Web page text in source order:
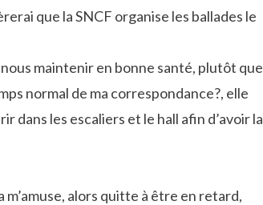
que la SNCF organise les ballades le
maintenir en bonne santé, plutôt que
normal de ma correspondance?, elle
dans les escaliers et le hall afin d’avoir la
m’amuse, alors quitte à être en retard,